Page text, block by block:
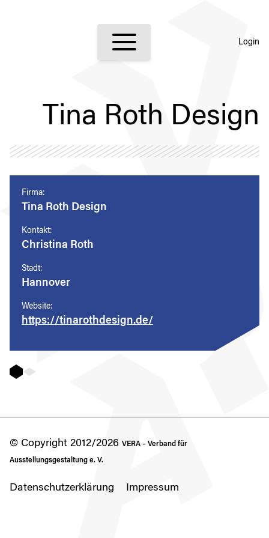
Login
Tina Roth Design
Firma:
Tina Roth Design
Kontakt:
Christina Roth
Stadt:
Hannover
Website:
https://tinarothdesign.de/
© Copyright 2012/2026 VERA – Verband für
Ausstellungsgestaltung e. V.
Datenschutzerklärung Impressum